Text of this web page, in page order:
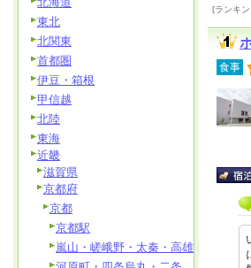
[ランキ
食事
東北
北関東
首都圏
伊豆・箱根
甲信越
北陸
東海
近畿
滋賀県
京都府
京都
京都駅
嵐山・嵯峨野・太秦・高雄